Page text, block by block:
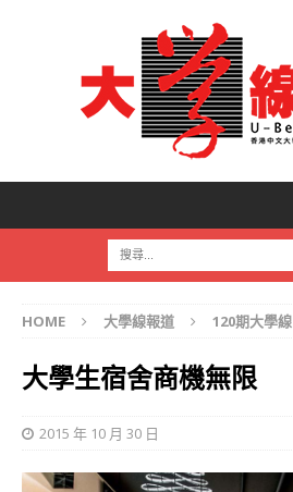
HOME 大學線報道 120期大學線
大學生宿舍商機無限
2015 年 10 月 30 日